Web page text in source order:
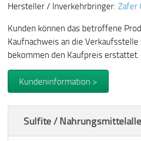
Hersteller / Inverkehrbringer: Zafer
Kunden können das betroffene
Kaufnachweis an die Verkaufsstelle
bekommen den Kaufpreis erstattet.
Kundeninformation >
Sulfite /